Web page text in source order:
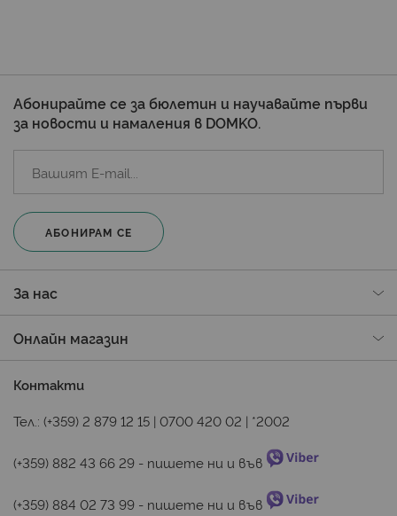
Абонирайте се за бюлетин и научавайте първи
за новости и намаления в DOMKO.
АБОНИРАМ СЕ
За нас
Онлайн магазин
Контакти
Тел.: (+359) 2 879 12 15 | 0700 420 02 | *2002
(+359) 882 43 66 29 - пишете ни и във
(+359) 884 02 73 99 - пишете ни и във